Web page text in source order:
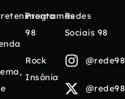
Programas
98
Rock
Insônia
Redes
Sociais 98